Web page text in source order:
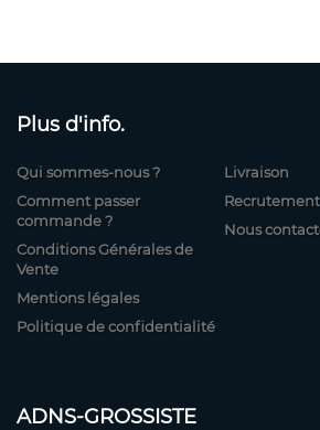
Plus d'info.
Qui sommes-nous ?
Comment passer
commande ?
Conditions Générales de
Vente
Mentions légales
Politique de confidentialité
Livraison
Recrutement
Nous
ADNS-GROSSISTE